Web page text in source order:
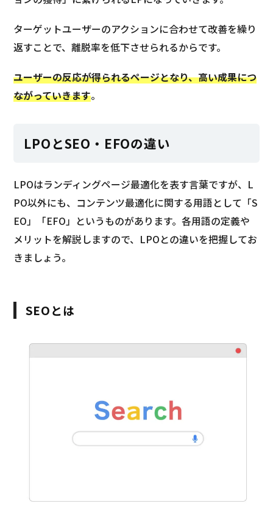
ターゲットユーザーのアクションに合わせて改善を繰り
返すことで、離脱率を低下させられるからです。
ユーザーの反応が得られるページとなり、高い成果につ
ながっていきます。
LPOとSEO・EFOの違い
LPOはランディングページ最適化を表す言葉ですが、L
PO以外にも、コンテンツ最適化に関する用語として「S
EO」「EFO」というものがあります。各用語の定義や
メリットを解説しますので、LPOとの違いを把握してお
きましょう。
SEOとは